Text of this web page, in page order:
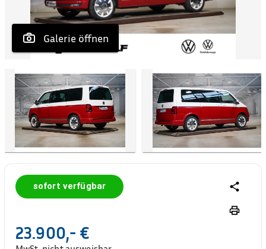
Galerie öffnen
sofort verfügbar
23.900,- €